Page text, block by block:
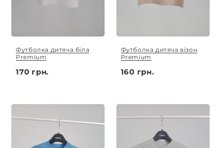
Футболка дитяча біла
Premium
170 грн.
Футболка дитяча візон
Premium
160 грн.